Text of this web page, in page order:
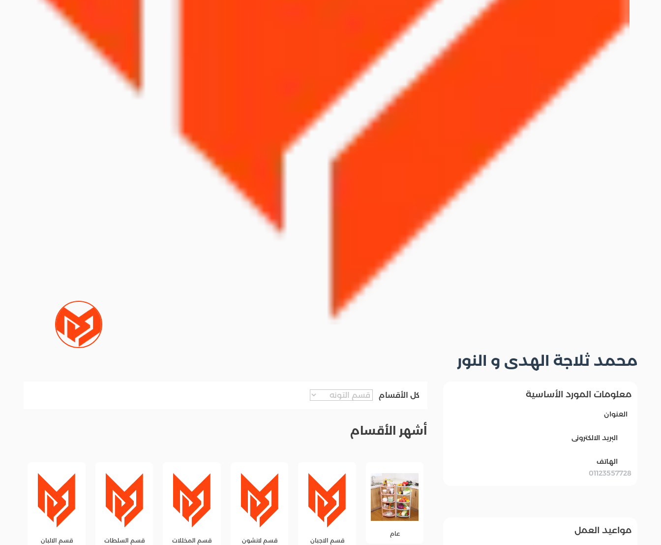
محمد ثلاجة الهدى و النور
معلومات المورد الأساسية
العنوان
البريد الالكترونى
الهاتف
01123557728
مواعيد العمل
كل الأقسام
أشهر الأقسام
قسم الاجبان
قسم لانشون قسم المخللات قسم السلطات قسم الالبان قسم الزيوت